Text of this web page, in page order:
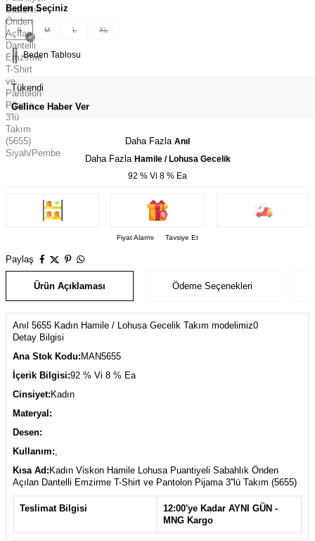
Beden Seçiniz
S M L XL
Beden Tablosu
Tükendi
Gelince Haber Ver
Daha Fazla Anıl
Daha Fazla Hamile / Lohusa Gecelik
92 % Vi 8 % Ea
Fiyat Alarmı Tavsiye Et
Paylaş
Ürün Açıklaması Ödeme Seçenekleri
Anıl 5655 Kadın Hamile / Lohusa Gecelik Takım modelimiz0
Detay Bilgisi
Ana Stok Kodu: MAN5655
İçerik Bilgisi:92 % Vi 8 % Ea
Cinsiyet: Kadın
Materyal:
Desen:
Kullanım:
Kısa Ad: Kadın Viskon Hamile Lohusa Puantiyeli Sabahlık Önden
Açılan Dantelli Emzirme T-Shirt ve Pantolon Pijama 3''lü Takım (5655)
Teslimat Bilgisi
12:00'ye Kadar AYNI GÜN -
MNG Kargo